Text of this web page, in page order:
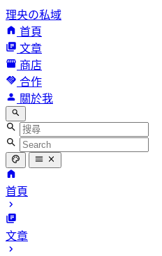
理央の私域
首頁
文章
商店
合作
關於我
首頁
文章